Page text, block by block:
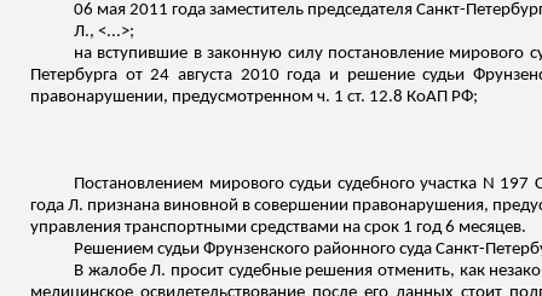
06 мая 2011 года заместитель председателя Санкт-
Л., <...>;
на вступившие в законную силу постановление мирового
Петербурга от 24 августа 2010 года и решение судьи
правонарушении, предусмотренном ч. 1 ст. 12.8 КоАП РФ;
Постановлением мирового судьи судебного участка N 197
года Л. признана виновной в совершении правонарушения,
управления транспортными средствами на срок 1 год 6 месяцев.
Решением судьи Фрунзенского районного суда Санкт-
В жалобе Л. просит судебные решения отменить, как